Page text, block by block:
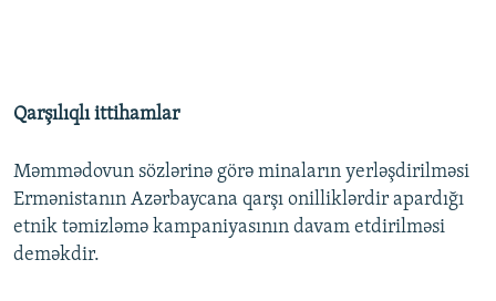
Qarşılıqlı ittihamlar
Məmmədovun sözlərinə görə minaların yerləşdirilməsi
Ermənistanın Azərbaycana qarşı onilliklərdir apardığı
etnik təmizləmə kampaniyasının davam etdirilməsi
deməkdir.